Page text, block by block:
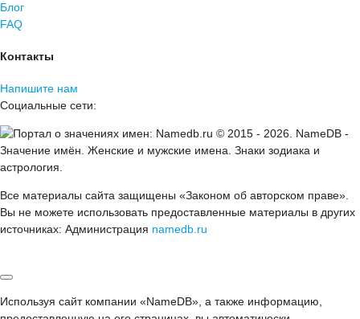
Блог
FAQ
Контакты
Напишите нам
Социальные сети:
© 2015 - 2026 NameDB -
Значение имён. Женские и мужские имена. Знаки зодиака и
астрология.
Все материалы сайта защищены «Законом об авторском праве».
Вы не можете использовать предоставленные материалы в других
источниках: Администрация namedb.ru
Используя сайт компании «NameDB», а также информацию,